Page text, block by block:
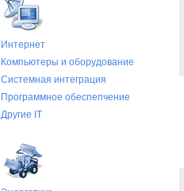
Интернет
Компьютеры и оборудование
Системная интеграция
Программное обеспепчение
Другие IT